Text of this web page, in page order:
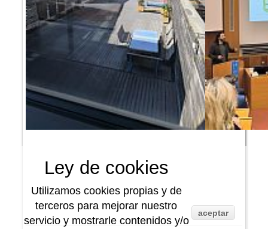
Ley de cookies
Utilizamos cookies propias y de
terceros para mejorar nuestro
servicio y mostrarle contenidos y/o
aceptar